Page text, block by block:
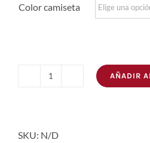
Color camiseta
AÑADIR
SKU: N/D